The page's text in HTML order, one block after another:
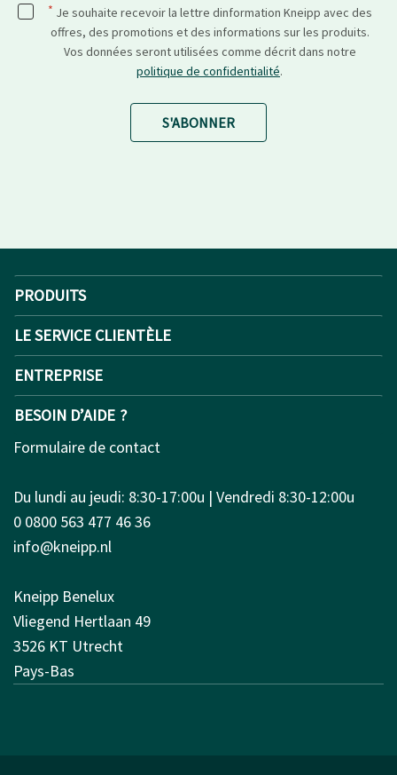
* Je souhaite recevoir la lettre dinformation Kneipp avec des
offres, des promotions et des informations sur les produits.
Vos données seront utilisées comme décrit dans notre
politique de confidentialité.
S'ABONNER
PRODUITS
LE SERVICE CLIENTÈLE
ENTREPRISE
BESOIN D’AIDE ?
Formulaire de contact
Du lundi au jeudi: 8:30-17:00u | Vendredi 8:30-12:00u
0 0800 563 477 46 36
info@kneipp.nl
Kneipp Benelux
Vliegend Hertlaan 49
3526 KT Utrecht
Pays-Bas